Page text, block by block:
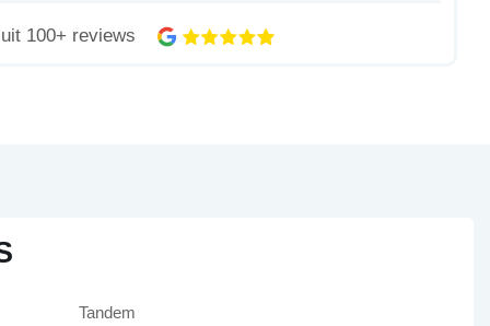
100+ reviews
Tandem